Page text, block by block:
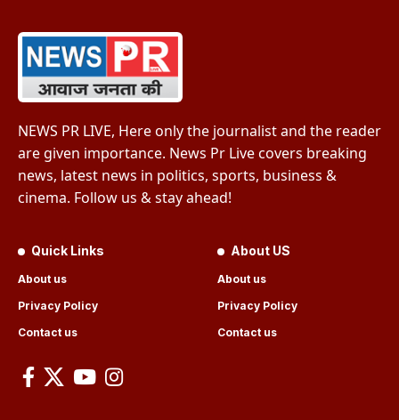
NEWS PR LIVE, Here only the journalist and the reader
are given importance. News Pr Live covers breaking
news, latest news in politics, sports, business &
cinema. Follow us & stay ahead!
Quick Links
About us
Privacy Policy
Contact us
About US
About us
Privacy Policy
Contact us